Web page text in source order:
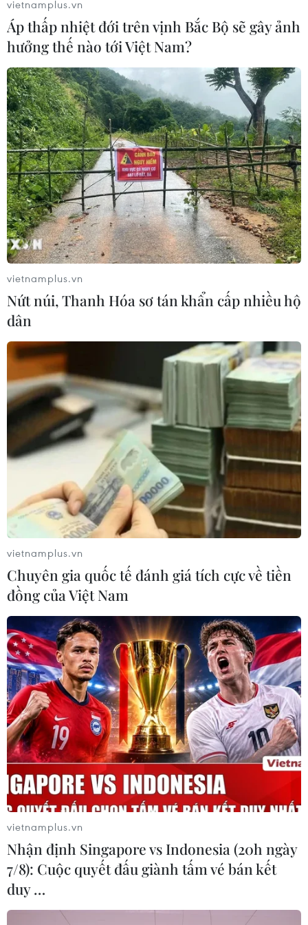
Man City nối dài kỷ lục, bỏ xa Manchester
United đến 15 điểm
28/12/2017 01:37
Manchester City tiếp tục thể hiện phong độ ấn tượng ở
mùa giải này khi có chiến thắng 1-0 trên sân của
Newcastle United ở vòng 20 Premier League.
vietnamplus.vn
Áp thấp nhiệt đới trên vịnh Bắc Bộ sẽ gây ảnh
hưởng thế nào tới Việt Nam?
vietnamplus.vn
Nứt núi, Thanh Hóa sơ tán khẩn cấp nhiều hộ
dân
vietnamplus.vn
Chuyên gia quốc tế đánh giá tích cực về tiền
đồng của Việt Nam
vietnamplus.vn
Nhận định Singapore vs Indonesia (20h ngày
7/8): Cuộc quyết đấu giành tấm vé bán kết
duy …